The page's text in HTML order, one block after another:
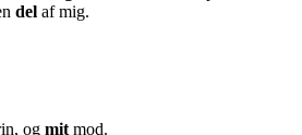
del af mig.
og mit mod.